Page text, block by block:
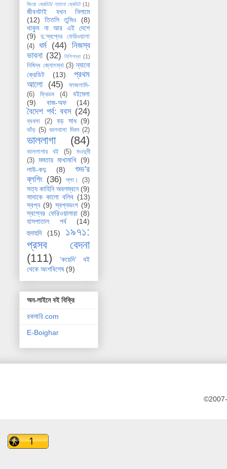
জিরো ক্রেডিট/ ন্যানো ক্রেডিট (1)
জীবনটাই যখন নিলামে
(12)
তিতলি তুমিও
(8)
থাকুম না আর এই দেশে
(9)
দু:স্বপ্নের ফেরিওয়ালা
(4)
ধর্ম (44) নিজস্ব
ভাবনা (32) নিশিগন্ধা (1)
নিষিদ্ধ জ্যোৎস্না (3) ন্যানো
ক্রেডিট
(13)
প্রথম
আলো
(45)
ফাজলামি-
(6)
ফ্রিডম (4)
বইমেলা
(9)
বাজ-অফ (14)
বৈদেশ পর্ব: ববস (24)
ব্যবসা (2) বড় সাধ (9)
ভাঁড় (5) ভালবাসা দিবস (2)
ভাললাগা (84)
ভাললাগার বই (5)
মওদুদী
(3)
মমতায় মাখামাখি (9)
লাউ-কদু
(8)
শুভ'র
ব্লগিং (36) শ্লা। (3)
সত্য কাহিনি অবলম্বনে (9)
সাদাকে কালো বলিব (13)
স্বপ্ন (9) স্বপ্নভংগ (9)
স্বপ্নের ফেরিওয়ালারা (8)
হাসপাতাল পর্ব
(14)
হুদাহুদি
(15)
১৯৭১:
প্রসব বেদনা
(111)
‘কয়েদি’ বই
থেকে অংশবিশেষ (9)
অন-লাইনে বই বিক্রি
রকমারি.com
E-Boighar